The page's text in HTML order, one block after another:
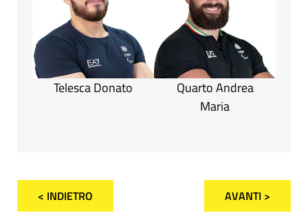
Telesca Donato
Quarto Andrea
Maria
< INDIETRO AVANTI >